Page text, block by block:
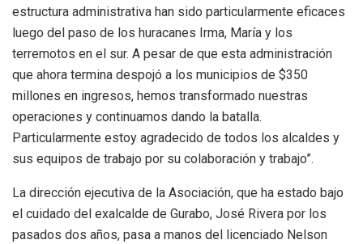
estructura administrativa han sido particularmente eficaces
luego del paso de los huracanes Irma, María y los
terremotos en el sur. A pesar de que esta administración
que ahora termina despojó a los municipios de $350
millones en ingresos, hemos transformado nuestras
operaciones y continuamos dando la batalla.
Particularmente estoy agradecido de todos los alcaldes y
sus equipos de trabajo por su colaboración y trabajo”.
La dirección ejecutiva de la Asociación, que ha estado bajo
el cuidado del exalcalde de Gurabo, José Rivera por los
pasados dos años, pasa a manos del licenciado Nelson